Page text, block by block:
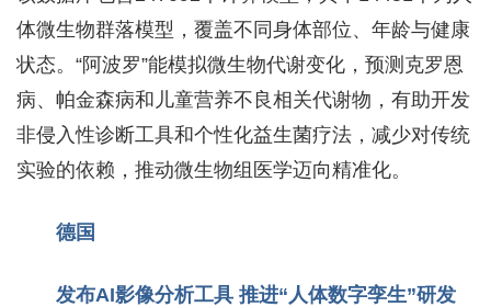
体微生物群落模型，覆盖不同身体部位、年龄与健康
状态。“阿波罗”能模拟微生物代谢变化，预测克罗恩
病、帕金森病和儿童营养不良相关代谢物，有助开发
非侵入性诊断工具和个性化益生菌疗法，减少对传统
实验的依赖，推动微生物组医学迈向精准化。
德国
发布AI影像分析工具 推进“人体数字孪生”研发